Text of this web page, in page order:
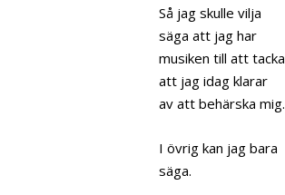
Så jag skulle vilja
säga att jag har
musiken till att tacka
att jag idag klarar
av att behärska mig.
I övrig kan jag bara
säga.